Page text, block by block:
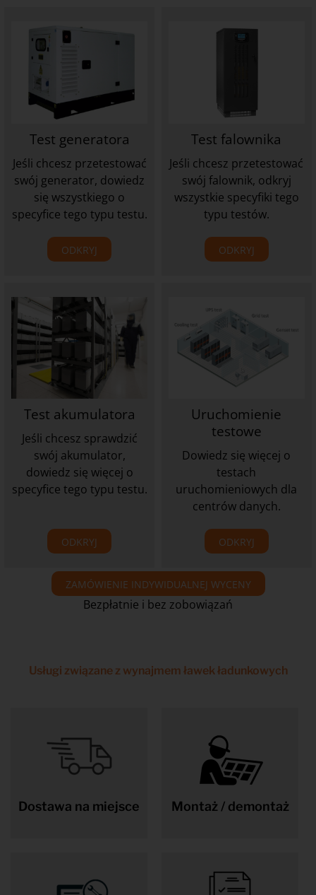
Test generatora
Jeśli chcesz przetestować
swój generator, dowiedz
się wszystkiego o
specyfice tego typu testu.
ODKRYJ
Test falownika
Jeśli chcesz przetestować
swój falownik, odkryj
wszystkie specyfiki tego
typu testów.
ODKRYJ
Test akumulatora
Jeśli chcesz sprawdzić
swój akumulator,
dowiedz się więcej o
specyfice tego typu testu.
ODKRYJ
Uruchomienie
testowe
Dowiedz się więcej o
testach
uruchomieniowych dla
centrów danych.
ODKRYJ
ZAMÓWIENIE INDYWIDUALNEJ WYCENY
Bezpłatnie i bez zobowiązań
Usługi związane z wynajmem ławek ładunkowych
Dostawa na miejsce Montaż / demontaż